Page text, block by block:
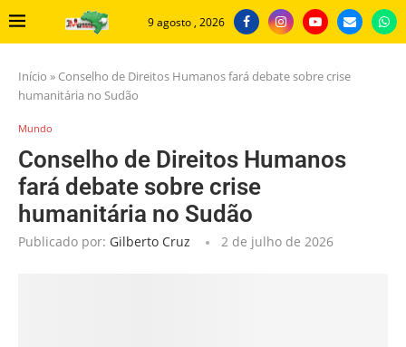
9 agosto , 2026
Início » Conselho de Direitos Humanos fará debate sobre crise
humanitária no Sudão
Mundo
Conselho de Direitos Humanos
fará debate sobre crise
humanitária no Sudão
Publicado por: Gilberto Cruz 2 de julho de 2026